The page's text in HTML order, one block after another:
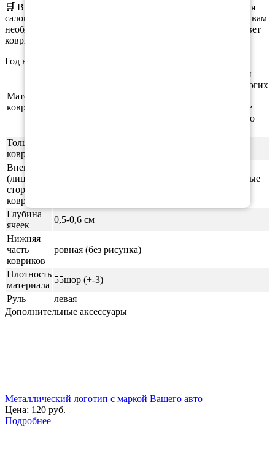
🛒 Вы можете
как полный комплект ковриков для
салона, так и отдельные коврики. При оформлении заказа вам
необходимо выбрать нужную комплектацию, материал, цвет
коврика и окантовки.
Год выпуска а/м: 2015, 2016, 2017, 2018, 2019, 2020
Материал
ковриков
Этиленвинилацетат (ЭВА/ЕВА) - полимерный
материал, который зарекомендовал себя во многих
производят спортивные маты, гимнастические
коврики, подошву для обуви, шлёпки и прочую
Толщина
ковриков
Внешняя
(лицевая)
сторона
ковриков
ячейки СОТЫ/РОМБ (напоминающие пчелиные
Глубина
ячеек
0,5-0,6 см
Нижняя
часть
ковриков
ровная (без рисунка)
Плотность
материала
55шор (+-3)
Руль
левая
Дополнительные аксессуары
Металлический логотип с маркой Вашего авто
Цена: 120 руб.
Подробнее